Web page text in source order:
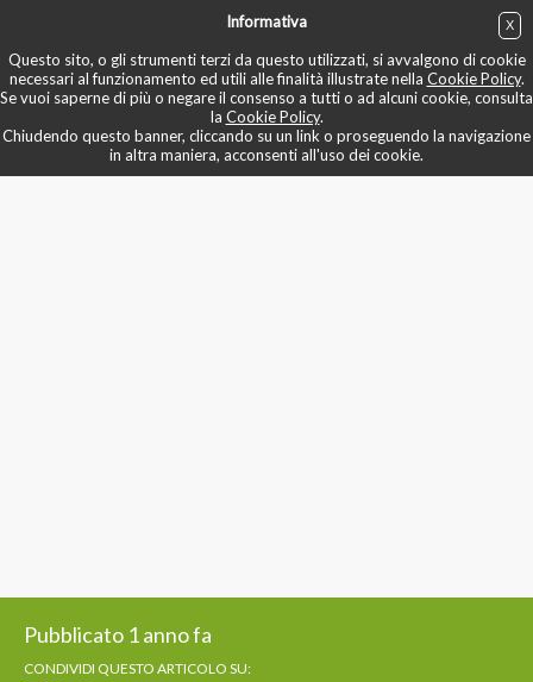
Informativa
Questo sito, o gli strumenti terzi da questo utilizzati, si avvalgono di cookie
necessari al funzionamento ed utili alle finalità illustrate nella Cookie Policy.
Se vuoi saperne di più o negare il consenso a tutti o ad alcuni cookie, consulta
la Cookie Policy.
Chiudendo questo banner, cliccando su un link o proseguendo la navigazione
in altra maniera, acconsenti all'uso dei cookie.
X
Pubblicato 1 anno fa
CONDIVIDI QUESTO ARTICOLO SU: